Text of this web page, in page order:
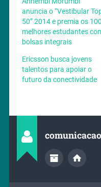
anuncia o “Vestibular
50” 2014 e premia os 100
melhores estudantes
bolsas integrais
Ericsson busca jovens
talentos para apoiar o
futuro da conectividade